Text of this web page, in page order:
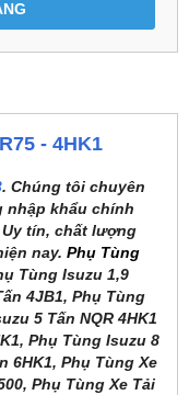
- 4HK1
. Chúng tôi chuyên
nhập khẩu chính
tín, chất lượng
nay. Phụ Tùng
Tùng Isuzu 1,9
4JB1, Phụ Tùng
5 Tấn NQR 4HK1
Phụ Tùng Isuzu 8
6HK1, Phụ Tùng Xe
Phụ Tùng Xe Tải